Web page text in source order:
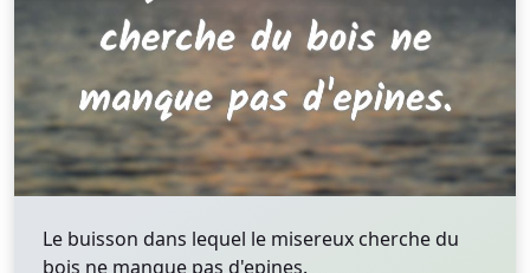
Le buisson dans lequel le misereux cherche du
bois ne manque pas d'epines.